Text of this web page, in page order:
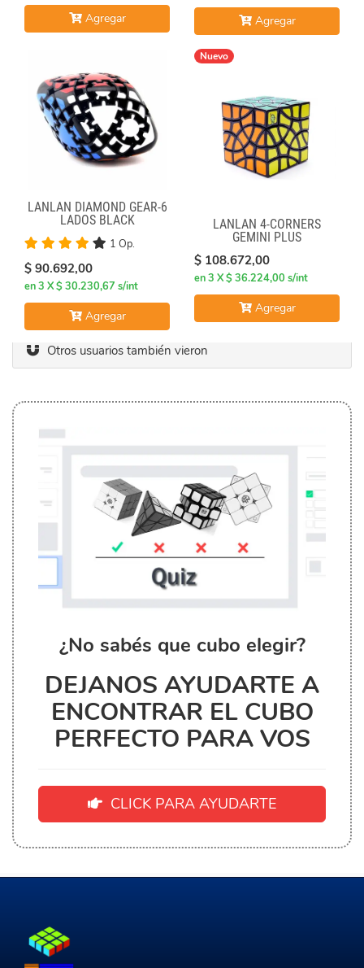
Agregar Agregar
LANLAN DIAMOND GEAR-6
LADOS BLACK
1 Op.
$ 90.692,00
en 3 X $ 30.230,67 s/int
Agregar
Nuevo
LANLAN 4-CORNERS
GEMINI PLUS
$ 108.672,00
en 3 X $ 36.224,00 s/int
Agregar
Otros usuarios también vieron
¿No sabés que cubo elegir?
DEJANOS AYUDARTE A
ENCONTRAR EL CUBO
PERFECTO PARA VOS
CLICK PARA AYUDARTE